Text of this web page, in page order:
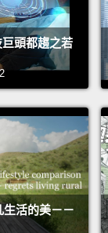
頭都趨之若
生活的美－－